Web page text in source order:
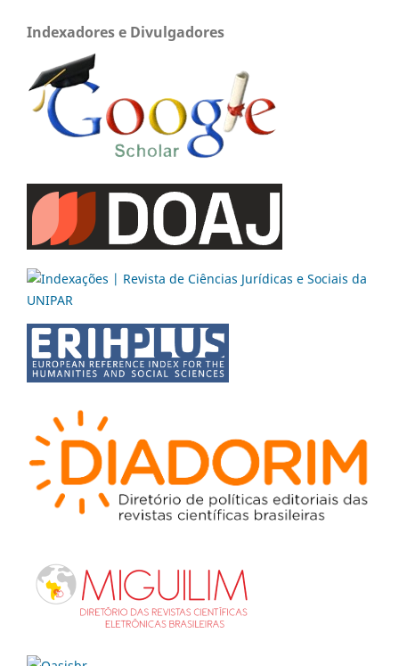
Indexadores e Divulgadores